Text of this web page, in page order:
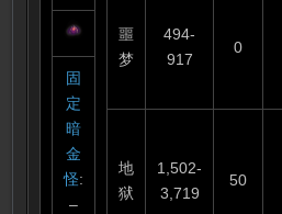
固
定
暗
金
怪:
–
噩
梦
494-
917
0
地
狱
1,502-
3,719
50